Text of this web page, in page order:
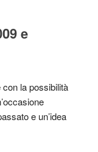
e
con la possibilità
e un’idea